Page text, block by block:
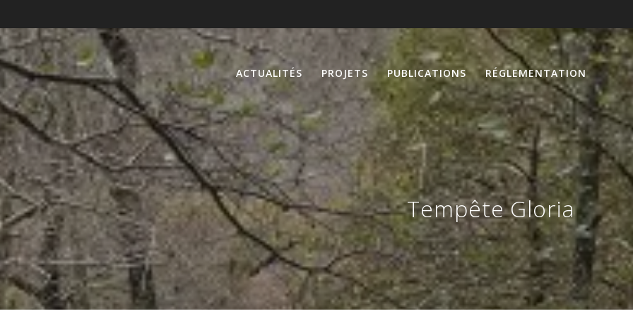
ACTUALITÉS PROJETS PUBLICATIONS RÉGLEMENTATION
Tempête Gloria